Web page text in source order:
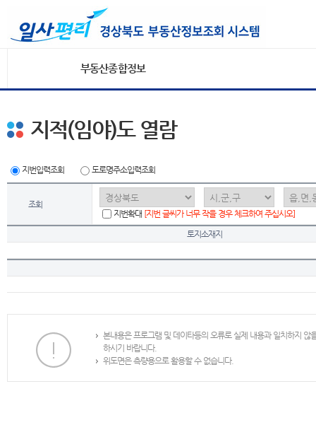
부동산종합정보
지적(임야)도 열람
지번입력조회 도로명주소입력조회
조회
지번확대 [지번 글씨가 너무 작을 경우 체크하여 주십시오]
토지소재지
본내용은 프로그램 및 데이타등의 오류로 실제 내용과 일치하지
하시기 바랍니다.
위도면은 측량용으로 활용할 수 없습니다.